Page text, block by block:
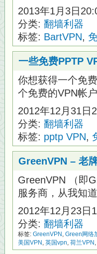
2013年1月3日
分类: 翻墙利器
标签: BartVPN,
一些免费PPTP
你想获得一个免
个免费的VPN帐
2012年12月31日
分类: 翻墙利器
标签: pptp VPN,
GreenVPN – 老
GreenVPN （即
服务商，从我知
2012年12月23日
分类: 翻墙利器
标签: GreenVPN , Green网络
美国VPN , 英国vpn, 荷兰VPN ,